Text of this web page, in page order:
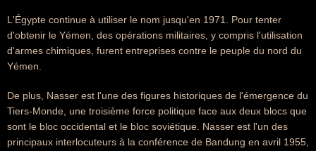
L'Égypte continue à utiliser le nom jusqu'en 1971. Pour tenter
d'obtenir le Yémen, des opérations militaires, y compris l'utilisation
d'armes chimiques, furent entreprises contre le peuple du nord du
Yémen.
De plus, Nasser est l'une des figures historiques de l'émergence du
Tiers-Monde, une troisième force politique face aux deux blocs que
sont le bloc occidental et le bloc soviétique. Nasser est l'un des
principaux interlocuteurs à la conférence de Bandung en avril 1955,